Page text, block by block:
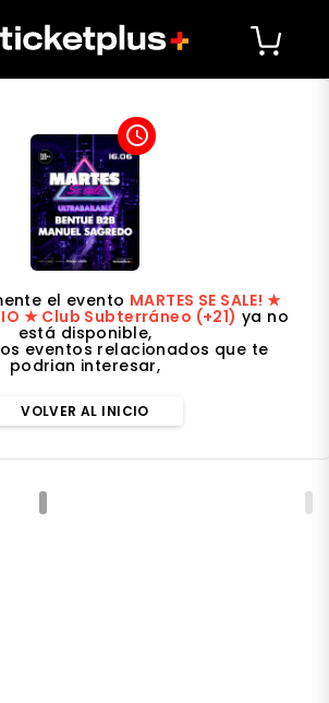
access_time
el evento MARTES SE SALE! ★
★ Club Subterráneo (+21) ya no
está disponible,
eventos relacionados que te
podrian interesar,
VOLVER AL INICIO